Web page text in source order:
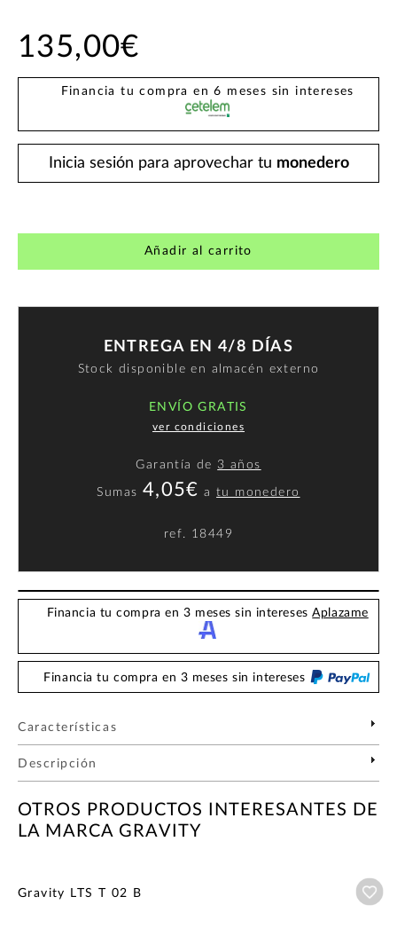
135,00€
Financia tu compra en 6 meses sin intereses
Inicia sesión para aprovechar tu monedero
Añadir al carrito
ENTREGA EN 4/8 DÍAS
Stock disponible en almacén externo
ENVÍO GRATIS
ver condiciones
Garantía de 3 años
Sumas 4,05€ atu monedero
ref. 18449
Financia tu compra en 3 meses sin interesesAplazame
Financia tu compra en 3 meses sin intereses
Características
Descripción
OTROS PRODUCTOS INTERESANTES DE
LA MARCA GRAVITY
Gravity LTS T 02 B